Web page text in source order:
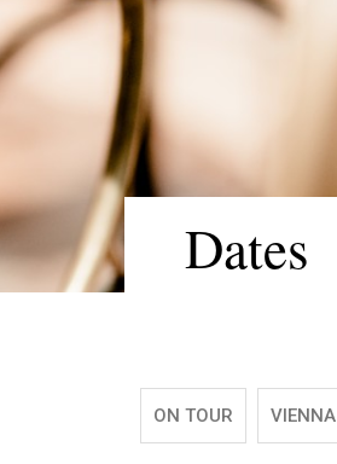
Dates
ON TOUR VIENNA